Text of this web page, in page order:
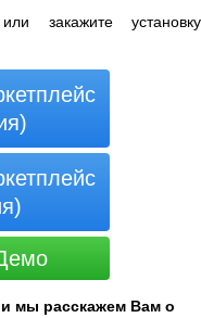
закажите установку
мы расскажем Вам о